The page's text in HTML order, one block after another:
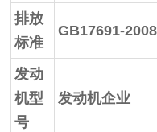
排放
标准
GB17691-2008
发动
机型
号
发动机企业